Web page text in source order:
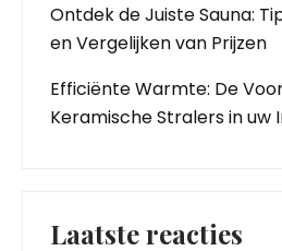
Ontdek de Juiste Sauna:
en Vergelijken van Prijzen
Efficiënte Warmte: De
Keramische Stralers in uw
Laatste reacties